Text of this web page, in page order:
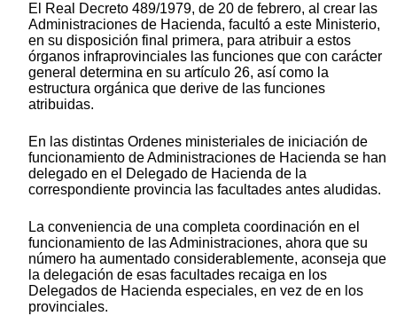
El Real Decreto 489/1979, de 20 de febrero, al crear las
Administraciones de Hacienda, facultó a este Ministerio,
en su disposición final primera, para atribuir a estos
órganos infraprovinciales las funciones que con carácter
general determina en su artículo 26, así como la
estructura orgánica que derive de las funciones
atribuidas.
En las distintas Ordenes ministeriales de iniciación de
funcionamiento de Administraciones de Hacienda se han
delegado en el Delegado de Hacienda de la
correspondiente provincia las facultades antes aludidas.
La conveniencia de una completa coordinación en el
funcionamiento de las Administraciones, ahora que su
número ha aumentado considerablemente, aconseja que
la delegación de esas facultades recaiga en los
Delegados de Hacienda especiales, en vez de en los
provinciales.